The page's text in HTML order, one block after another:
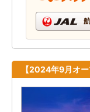
【2024年9月オ